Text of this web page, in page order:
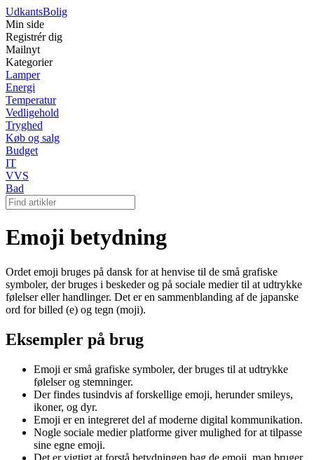
UdkantsBolig
Min side
Registrér dig
Mailnyt
Kategorier
Lamper
Energi
Temperatur
Vedligehold
Tryghed
Køb og salg
Budget
IT
VVS
Bad
Emoji betydning
Ordet emoji bruges på dansk for at henvise til de små grafiske
symboler, der bruges i beskeder og på sociale medier til at udtrykke
følelser eller handlinger. Det er en sammenblanding af de japanske
ord for billed (e) og tegn (moji).
Eksempler på brug
Emoji er små grafiske symboler, der bruges til at udtrykke
følelser og stemninger.
Der findes tusindvis af forskellige emoji, herunder smileys,
ikoner, og dyr.
Emoji er en integreret del af moderne digital kommunikation.
Nogle sociale medier platforme giver mulighed for at tilpasse
sine egne emoji.
Det er vigtigt at forstå betydningen bag de emoji, man bruger,